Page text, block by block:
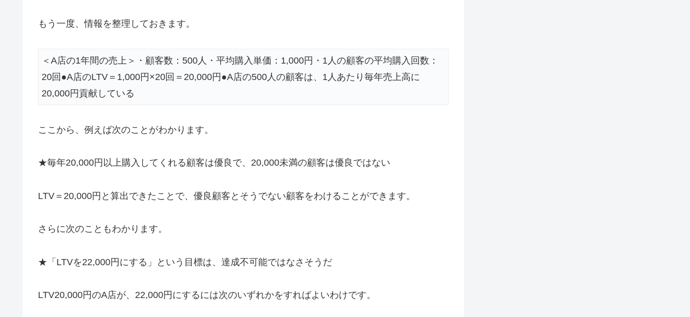
もう一度、情報を整理しておきます。
＜A店の1年間の売上＞・顧客数：500人・平均購入単価：1,000円・1人の顧客の平均購入回数：
20回●A店のLTV＝1,000円×20回＝20,000円●A店の500人の顧客は、1人あたり毎年売上高に
20,000円貢献している
ここから、例えば次のことがわかります。
★毎年20,000円以上購入してくれる顧客は優良で、20,000未満の顧客は優良ではない
LTV＝20,000円と算出できたことで、優良顧客とそうでない顧客をわけることができます。
さらに次のこともわかります。
★「LTVを22,000円にする」という目標は、達成不可能ではなさそうだ
LTV20,000円のA店が、22,000円にするには次のいずれかをすればよいわけです。